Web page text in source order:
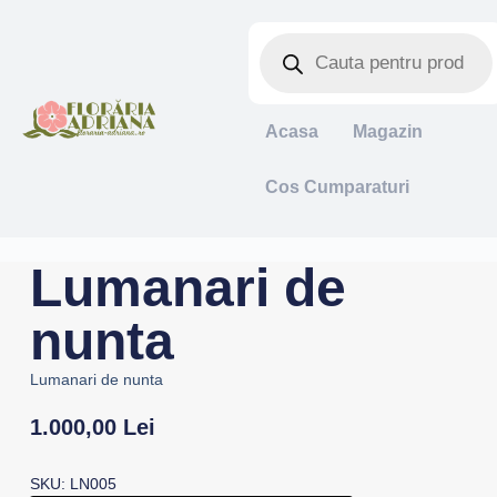
Acasa Magazin
Cos Cumparaturi
Lumanari de
nunta
Lumanari de nunta
1.000,00 Lei
SKU: LN005